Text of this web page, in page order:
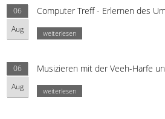
06
Aug
Computer Treff - Erlernen des
weiterlesen
06
Aug
Musizieren mit der Veeh-Harfe
weiterlesen